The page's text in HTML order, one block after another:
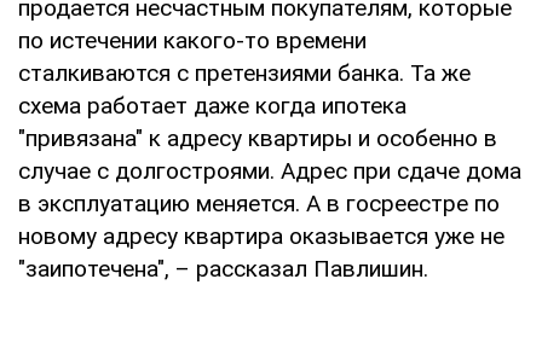
продается несчастным покупателям, которые
по истечении какого-то времени
сталкиваются с претензиями банка. Та же
схема работает даже когда ипотека
"привязана" к адресу квартиры и особенно в
случае с долгостроями. Адрес при сдаче дома
в эксплуатацию меняется. А в госреестре по
новому адресу квартира оказывается уже не
"заипотечена", – рассказал Павлишин.